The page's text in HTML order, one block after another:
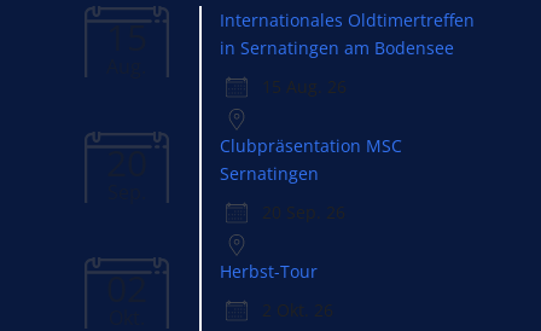
15
Internationales Oldtimertreffen
in Sernatingen am Bodensee
15 Aug. 26
20
Clubpräsentation MSC
Sernatingen
20 Sep. 26
02
Herbst-Tour
2 Okt. 26